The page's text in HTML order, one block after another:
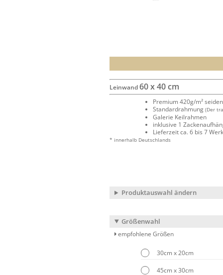
Leinwand60 x 40 cm
Premium 420g/m²
Standardrahmung (Der
Galerie Keilrahmen
inklusive 1
Lieferzeit ca. 6 bis 7
* innerhalb Deutschlands
Produktauswahl ändern
Größenwahl
empfohlene Größen
30cm x 20cm
45cm x 30cm